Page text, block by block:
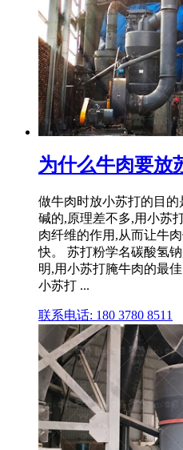
为什么牛肉要放
做牛肉时放小苏打的目
碱的,原理差不多,用小苏
肉纤维的作用,从而让牛
快。 苏打粉学名碳酸氢
明,用小苏打腌牛肉的最
小苏打 ...
联系电话: 180 3780 8511